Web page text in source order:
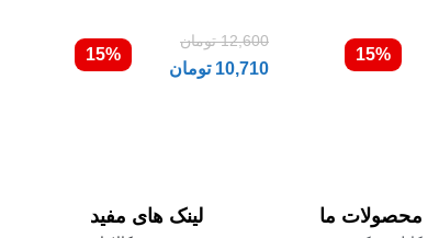
15%
12,600 تومان
10,710 تومان
15%
محصولات ما لینک های مفید